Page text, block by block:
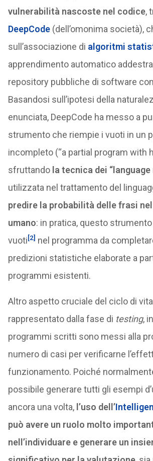
vulnerabilità nascoste nel codice,
DeepCode(dell’omonima società),
sull’associazione di algoritmi
apprendimento automatico
repository pubbliche di software
Basandosi sull’ipotesi della
enunciata, DeepCode ha messo a
strumento che riempie i vuoti in un
incompleto (“a partial program with
sfruttando la tecnica dei “language
utilizzata nel trattamento del
predire la probabilità delle frasi
umano: in pratica, questo
vuoti[2] nel programma da
predizioni statistiche elaborate a
programmi esistenti.
Altro aspetto cruciale del ciclo di
rappresentato dalla fase di testing,
programmi scritti sono messi alla
numero di casi per verificarne
funzionamento. Poiché
possibile generare tutti gli esempi
ancora una volta,l’uso dell’
può avere un ruolo molto
nell’individuare e generare un